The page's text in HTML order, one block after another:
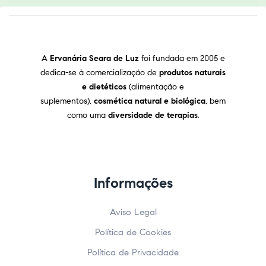
A Ervanária Seara de Luz foi fundada em 2005 e
dedica-se à comercialização de produtos naturais
e dietéticos (alimentação e
suplementos), cosmética natural e biológica, bem
como uma diversidade de terapias.
Informações
Aviso Legal
Política de Cookies
Política de Privacidade